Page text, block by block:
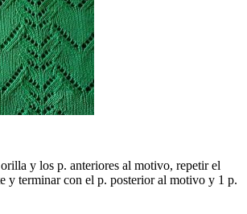
y los p. anteriores al motivo, repetir el
y terminar con el p. posterior al motivo y 1 p.